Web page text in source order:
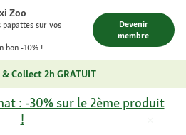
Zoo
papattes sur vos
bon -10% !
Devenir
membre
Collect 2h GRATUIT
: -30% sur le 2ème produit
!